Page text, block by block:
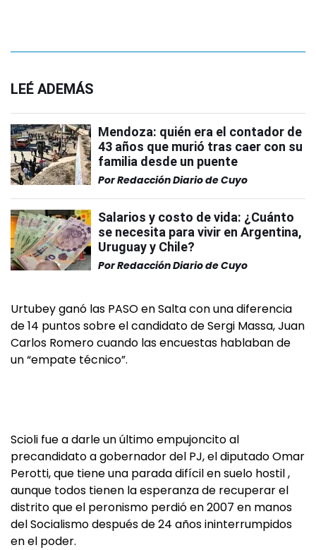
LEÉ ADEMÁS
Mendoza: quién era el contador de
43 años que murió tras caer con su
familia desde un puente
PorRedacción Diario de Cuyo
Salarios y costo de vida: ¿Cuánto
se necesita para vivir en Argentina,
Uruguay y Chile?
PorRedacción Diario de Cuyo
Urtubey ganó las PASO en Salta con una diferencia
de 14 puntos sobre el candidato de Sergi Massa, Juan
Carlos Romero cuando las encuestas hablaban de
un “empate técnico”.
Scioli fue a darle un último empujoncito al
precandidato a gobernador del PJ, el diputado Omar
Perotti, que tiene una parada difícil en suelo hostil ,
aunque todos tienen la esperanza de recuperar el
distrito que el peronismo perdió en 2007 en manos
del Socialismo después de 24 años ininterrumpidos
en el poder.